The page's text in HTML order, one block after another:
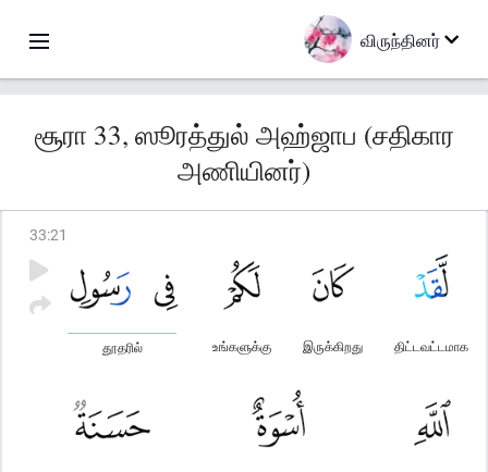
விருந்தினர்
சூரா 33, ஸூரத்துல் அஹ்ஜாப (சதிகார
அணியினர்)
33:21
திட்டவட்டமாக
இருக்கிறது
உங்களுக்கு
தூதரில்